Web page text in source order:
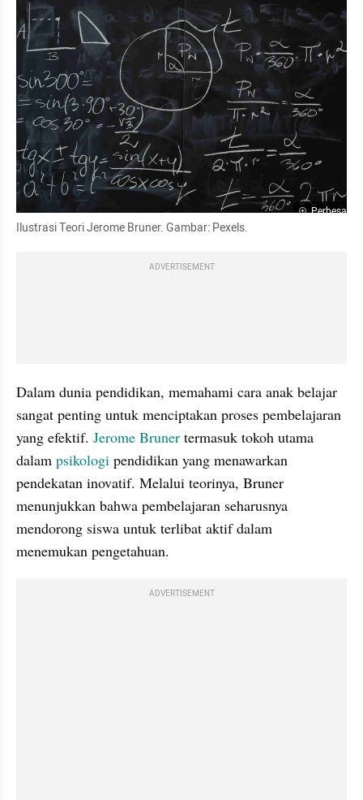
Perbesar
Ilustrasi Teori Jerome Bruner. Gambar: Pexels.
ADVERTISEMENT
Dalam dunia pendidikan, memahami cara anak belajar
sangat penting untuk menciptakan proses pembelajaran
yang efektif. Jerome Bruner termasuk tokoh utama
dalam psikologi pendidikan yang menawarkan
pendekatan inovatif. Melalui teorinya, Bruner
menunjukkan bahwa pembelajaran seharusnya
mendorong siswa untuk terlibat aktif dalam
menemukan pengetahuan.
ADVERTISEMENT